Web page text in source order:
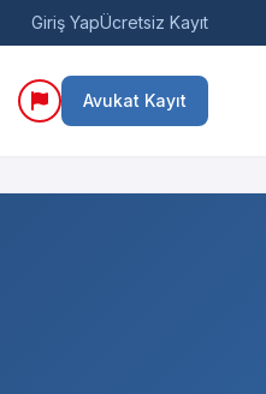
Giriş YapÜcretsiz Kayıt
Avukat Kayıt